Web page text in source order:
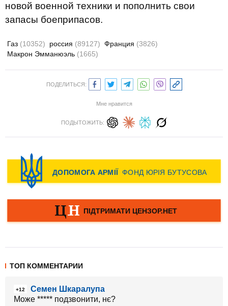
новой военной техники и пополнить свои
запасы боеприпасов.
Газ (10352) россия (89127) Франция (3826)
Макрон Эмманюэль (1665)
ПОДЕЛИТЬСЯ:
Мне нравится
ПОДЫТОЖИТЬ:
ТОП КОММЕНТАРИИ
+12
Семен Шкаралупа
Може ***** подзвонити, нє?